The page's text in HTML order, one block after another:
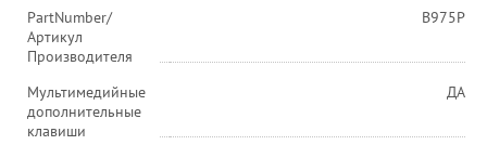
PartNumber/
Артикул
Производителя
B975P
Мультимедийные
дополнительные
клавиши
ДА